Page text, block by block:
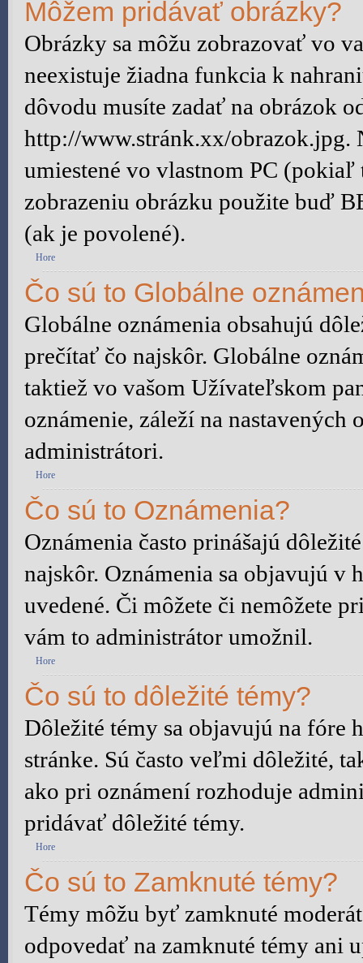
Môžem pridávať obrázky?
Obrázky sa môžu zobrazovať vo
neexistuje žiadna funkcia k
dôvodu musíte zadať na obrázok
http://www.stránk.xx/obrazok.jpg.
umiestené vo vlastnom PC
zobrazeniu obrázku použite buď
(ak je povolené).
Hore
Čo sú to Globálne
Globálne oznámenia obsahujú
prečítať čo najskôr. Globálne
taktiež vo vašom Užívateľskom
oznámenie, záleží na nastavených
administrátori.
Hore
Čo sú to Oznámenia?
Oznámenia často prinášajú
najskôr. Oznámenia sa objavujú v
uvedené. Či môžete či nemôžete
vám to administrátor umožnil.
Hore
Čo sú to dôležité témy?
Dôležité témy sa objavujú na fóre
stránke. Sú často veľmi dôležité,
ako pri oznámení rozhoduje
pridávať dôležité témy.
Hore
Čo sú to Zamknuté témy?
Témy môžu byť zamknuté
odpovedať na zamknuté témy ani